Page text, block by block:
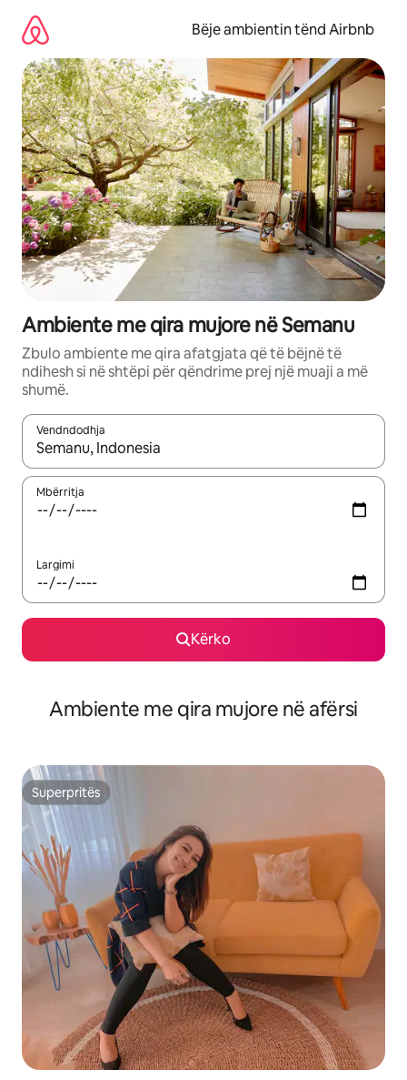
përmbajtja
Bëje ambientin tënd Airbnb
Ambiente me qira mujore në Semanu
Zbulo ambiente me qira afatgjata që të bëjnë të
ndihesh si në shtëpi për qëndrime prej një muaji a më
shumë.
Vendndodhja
Kur rezultatet të jenë të disponueshme, lëviz me butonat e
Mbërritja
Largimi
Kërko
Ambiente me qira mujore në afërsi
Superpritës
Superpritës